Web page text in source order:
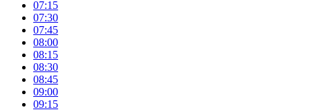
07:15
07:30
07:45
08:00
08:15
08:30
08:45
09:00
09:15